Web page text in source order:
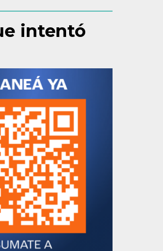
intentó